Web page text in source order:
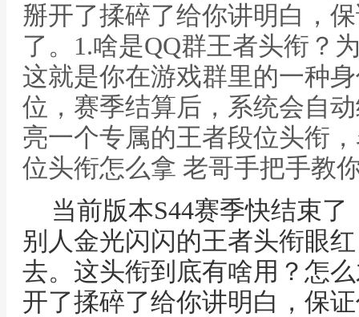
掰开了揉碎了给你讲明白，
了。1.啥是QQ群王者头衔？
这就是你在游戏群里的一种
位，赛季结算后，系统会自
亮一个专属的王者段位头衔
位头衔怎么拿 老哥手把手教
当前版本S44赛季快结束
别人金光闪闪的王者头衔眼
去。这头衔到底有啥用？怎
开了揉碎了给你讲明白，保